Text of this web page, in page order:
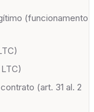
(funcionamento
(art. 31 al. 2